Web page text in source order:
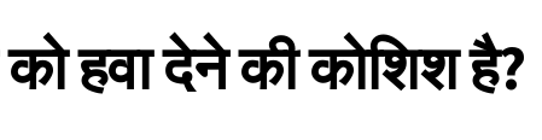
को हवा देने की कोशिश है?